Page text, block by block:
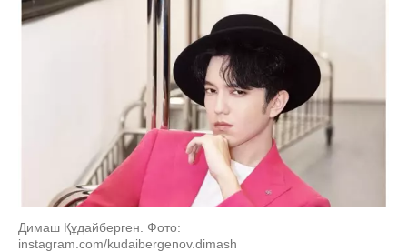
Димаш Құдайберген. Фото:
instagram.com/kudaibergenov.dimash